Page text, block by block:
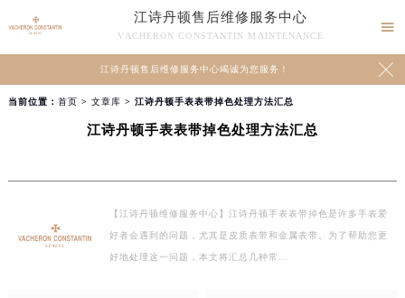
江诗丹顿售后维修服务中心
VACHERON CONSTANTIN MAINTENANCE

江诗丹顿售后维修服务中心竭诚为您服务！ 
当前位置： 首页 > 文章库 > 江诗丹顿手表表带掉色处理方法汇总
江诗丹顿手表表带掉色处理方法汇总
【江诗丹顿维修服务中心】江诗丹顿手表表带掉色是许多手表爱
好者会遇到的问题，尤其是皮质表带和金属表带。为了帮助您更
好地处理这一问题，本文将汇总几种常…